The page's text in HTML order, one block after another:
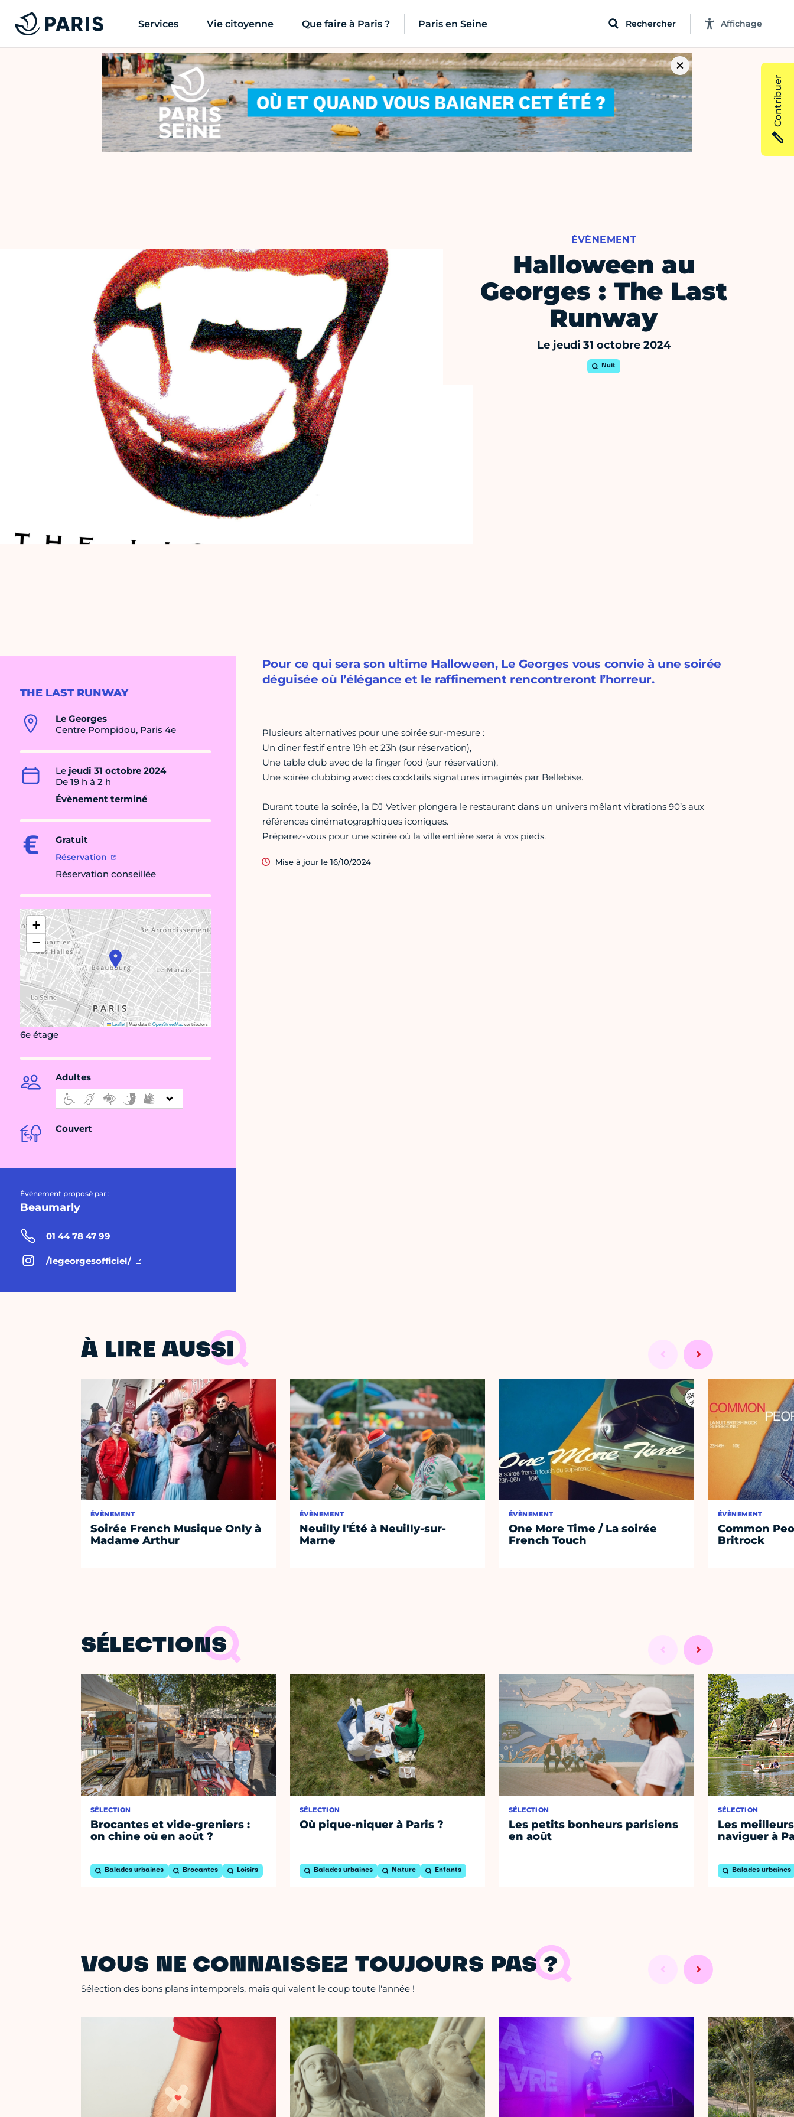
Services Vie citoyenne Que faire à Paris ? Paris en Seine Rechercher Affichage
ÉVÈNEMENT
Halloween au
Georges : The Last
Runway
Le jeudi 31 octobre 2024
Nuit
THE LAST RUNWAY
Le Georges
Centre Pompidou, Paris 4e
Le jeudi 31 octobre 2024
De 19 h à 2 h
Évènement terminé
Gratuit
Réservation
Réservation conseillée
+
−
Leaflet|Map data ©OpenStreetMapcontributors
6e étage
Adultes
Couvert
Évènement proposé par :
Beaumarly
01 44 78 47 99
/legeorgesofficiel/
Pour ce qui sera son ultime Halloween, Le Georges vous convie à une soirée
déguisée où l’élégance et le raffinement rencontreront l’horreur.
Plusieurs alternatives pour une soirée sur-mesure :
Un dîner festif entre 19h et 23h (sur réservation),
Une table club avec de la finger food (sur réservation),
Une soirée clubbing avec des cocktails signatures imaginés par Bellebise.
Durant toute la soirée, la DJ Vetiver plongera le restaurant dans un univers mêlant vibrations 90’s aux
références cinématographiques iconiques.
Préparez-vous pour une soirée où la ville entière sera à vos pieds.
Mise à jour le 16/10/2024
À LIRE AUSSI
ÉVÈNEMENT
Soirée French Musique Only à
Madame Arthur
ÉVÈNEMENT
Neuilly l'Été à Neuilly-sur-
Marne
ÉVÈNEMENT
One More Time / La soirée
French Touch
ÉVÈNEMENT
Common
Britrock
SÉLECTIONS
SÉLECTION
Brocantes et vide-greniers :
on chine où en août ?
Balades urbaines Brocantes Loisirs
SÉLECTION
Où pique-niquer à Paris ?
Balades urbaines Nature Enfants
SÉLECTION
Les petits bonheurs parisiens
en août
SÉLECTION
Les
naviguer à
Balades urbaines
VOUS NE CONNAISSEZ TOUJOURS PAS ?
Sélection des bons plans intemporels, mais qui valent le coup toute l'année !
Contribuer